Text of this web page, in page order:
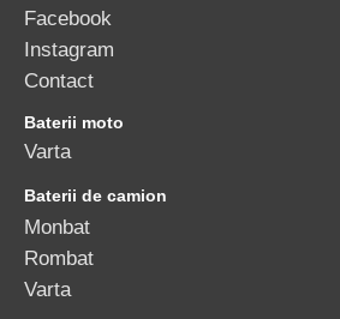
Facebook
Instagram
Contact
Baterii moto
Varta
Baterii de camion
Monbat
Rombat
Varta